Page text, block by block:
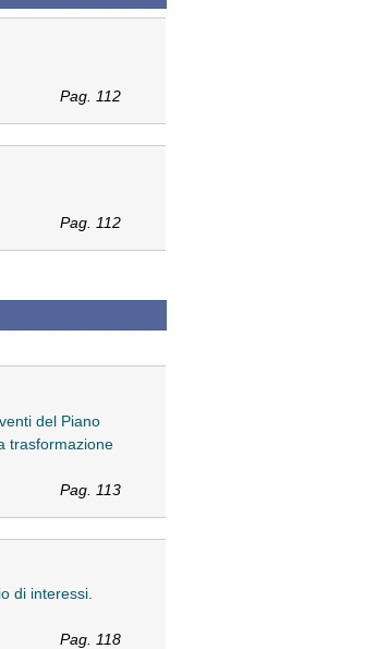
Pag. 112
Pag. 112
del Piano
trasformazione
Pag. 113
di interessi.
Pag. 118